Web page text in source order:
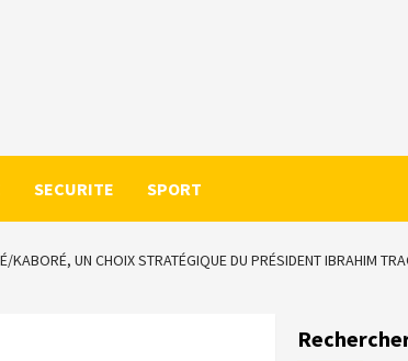
SECURITE SPORT
UN CHOIX STRATÉGIQUE DU PRÉSIDENT IBRAHIM